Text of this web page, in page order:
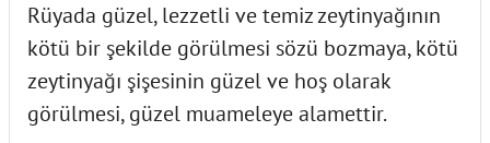
Rüyada güzel, lezzetli ve temiz zeytinyağının
kötü bir şekilde görülmesi sözü bozmaya, kötü
zeytinyağı şişesinin güzel ve hoş olarak
görülmesi, güzel muameleye alamettir.